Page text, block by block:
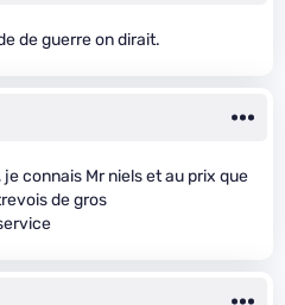
de guerre on dirait.
je connais Mr niels et au prix que
de gros